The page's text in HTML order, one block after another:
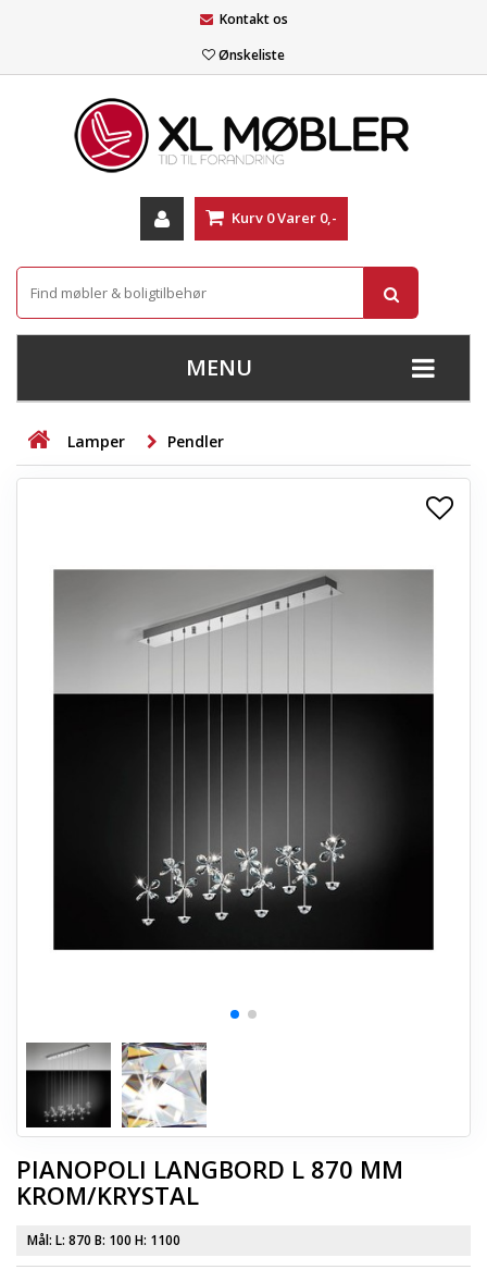
Kontakt os
Ønskeliste
Kurv 0Varer 0,-
MENU
+
STUE
+
Lamper Pendler
PIANOPOLI LANGBORD L 870 MM
KROM/KRYSTAL
Mål: L: 870 B: 100 H: 1100